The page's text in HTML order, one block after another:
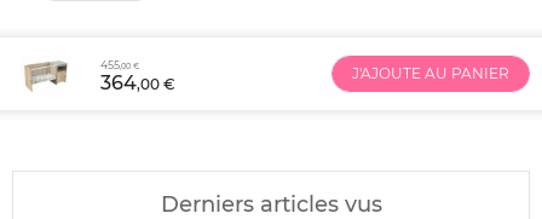
455,00 €
364,00 €
J'AJOUTE AU PANIER
Derniers articles vus